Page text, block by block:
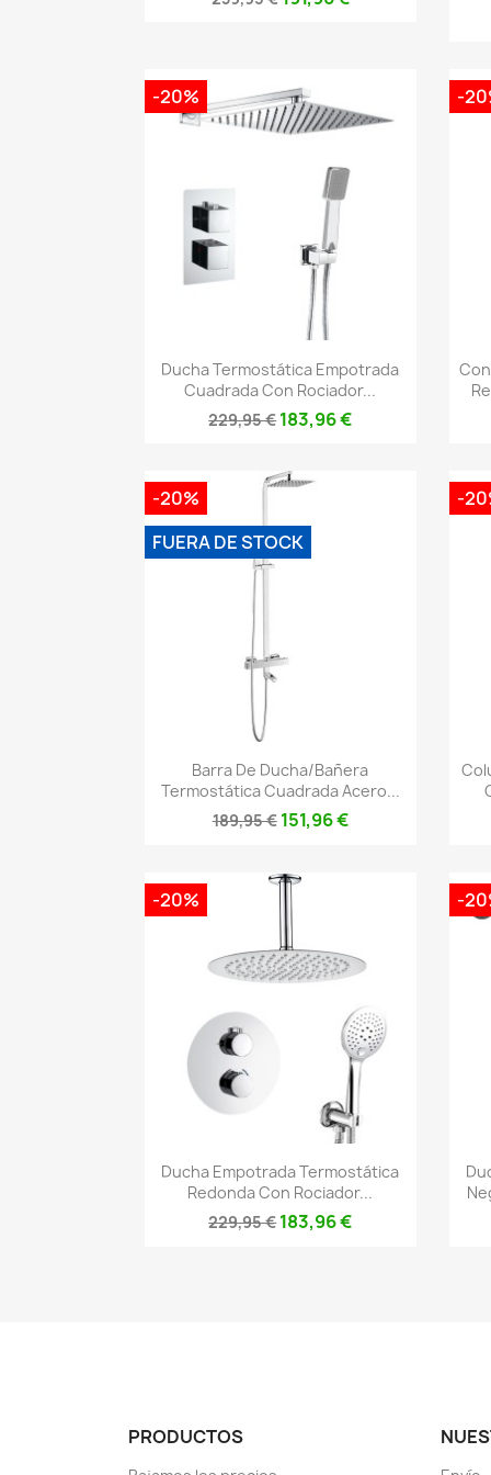
Vista rápida
Ducha Termostática Empotrada
Cuadrada Con Rociador...
229,95 €183,96 €
-20% -
Vista rápida
Barra De Ducha/bañera
Termostática Cuadrada Acero...
189,95 € 151,96 €
-20%
FUERA DE STOCK
-
Vista rápida
Ducha Empotrada Termostática
Redonda Con Rociador...
229,95 €183,96 €
-20% -
PRODUCTOS